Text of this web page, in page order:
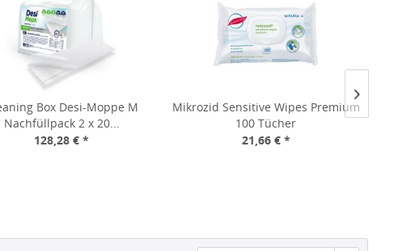
Box Desi-Moppe M
Nachfüllpack 2 x 20...
128,28 € *
Mikrozid Sensitive Wipes Premium
100 Tücher
21,66 € *